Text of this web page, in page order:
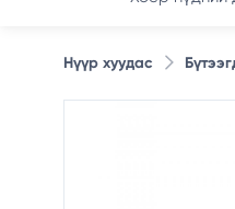
Нүүр хуудас